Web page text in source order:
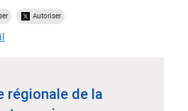
Autoriser
régionale de la